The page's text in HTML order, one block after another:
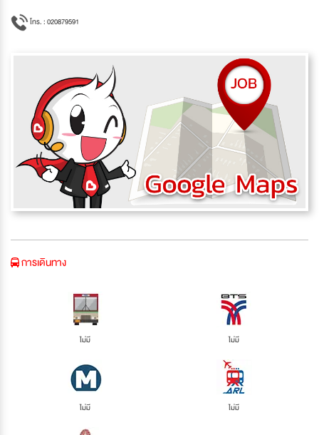
โทร. : 020879591
การเดินทาง
ไม่มี ไม่มี
ไม่มี ไม่มี